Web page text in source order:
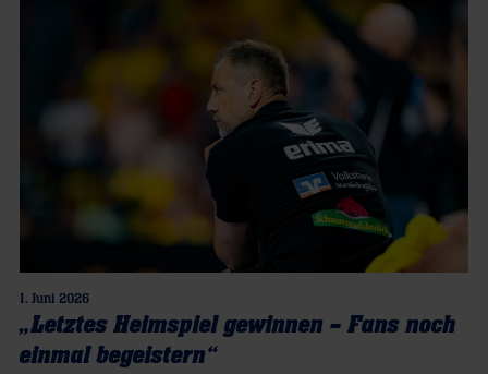
1. Juni 2026
„Letztes Heimspiel gewinnen – Fans noch
einmal begeistern“